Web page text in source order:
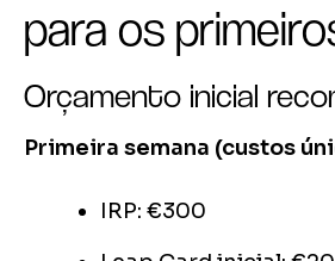
para os
Orçamento inicial
Primeira semana (custos
IRP: €300